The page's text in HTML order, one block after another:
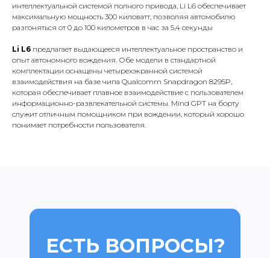
интеллектуальной системой полного привода, Li L6 обеспечивает
максимальную мощность 300 киловатт, позволяя автомобилю
разгоняться от 0 до 100 километров в час за 5,4 секунды
Li L6 предлагает выдающееся интеллектуальное пространство и
опыт автономного вождения. Обе модели в стандартной
комплектации оснащены четырехэкранной системой
взаимодействия на базе чипа Qualcomm Snapdragon 8295P,
которая обеспечивает плавное взаимодействие с пользователем
информационно-развлекательной системы. Mind GPT на борту
служит отличным помощником при вождении, который хорошо
понимает потребности пользователя.
ЕСТЬ ВОПРОСЫ?